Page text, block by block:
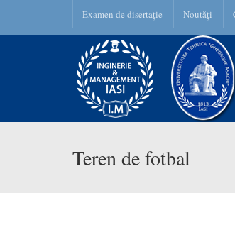
Examen de disertație Noutăți
Teren de fotbal